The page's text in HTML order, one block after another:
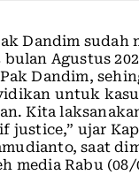
Dandim sudah
bulan Agustus
Dandim,
untuk
Kita
justice,” ujar
saat
media Rabu (08/